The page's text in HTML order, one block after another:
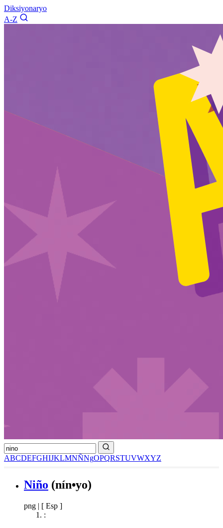
Diksiyonaryo
A-Z
ABCDEFGHIJKLMNÑNgOPQRSTUVWXYZ
Niño (nín•yo)
png | [ Esp ]
: